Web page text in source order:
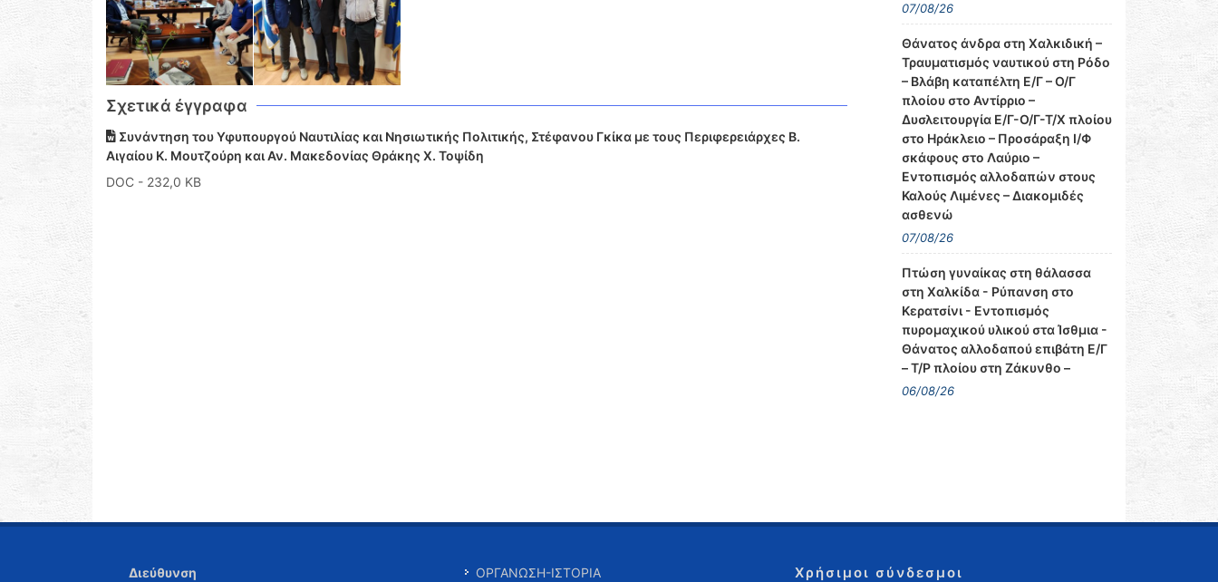
Σχετικά έγγραφα
Συνάντηση του Υφυπουργού Ναυτιλίας και Νησιωτικής Πολιτικής, Στέφανου Γκίκα με τους Περιφερειάρχες Β.
Αιγαίου Κ. Μουτζούρη και Αν. Μακεδονίας Θράκης Χ. Τοψίδη
DOC - 232,0 KB
07/08/26
Θάνατος άνδρα στη Χαλκιδική –
Τραυματισμός ναυτικού στη Ρόδο
– Βλάβη καταπέλτη Ε/Γ – Ο/Γ
πλοίου στο Αντίρριο –
Δυσλειτουργία Ε/Γ-Ο/Γ-Τ/Χ πλοίου
στο Ηράκλειο – Προσάραξη Ι/Φ
σκάφους στο Λαύριο –
Εντοπισμός αλλοδαπών στους
Καλούς Λιμένες – Διακομιδές
ασθενώ
07/08/26
Πτώση γυναίκας στη θάλασσα
στη Χαλκίδα - Ρύπανση στο
Κερατσίνι - Εντοπισμός
πυρομαχικού υλικού στα Ίσθμια -
Θάνατος αλλοδαπού επιβάτη Ε/Γ
– Τ/Ρ πλοίου στη Ζάκυνθο –
06/08/26
Διεύθυνση
ΟΡΓΑΝΩΣΗ-ΙΣΤΟΡΙΑ
Χρήσιμοι σύνδεσμοι